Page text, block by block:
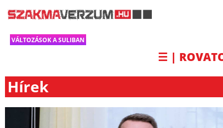
VÁLTOZÁSOK A SULIBAN
☰ |
Hírek